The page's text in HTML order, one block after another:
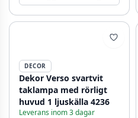
DECOR
Dekor Verso svartvit
taklampa med rörligt
huvud 1 ljuskälla 4236
Leverans inom 3 dagar